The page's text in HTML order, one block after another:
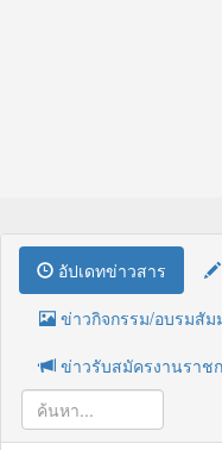
อัปเดทข่าวสาร
ข่าวกิจกรรม/อบรมสัม
ข่าวรับสมัครงานราช